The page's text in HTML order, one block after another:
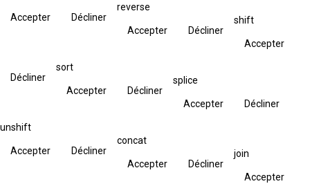
Accepter Décliner
reverse
Accepter Décliner
shift
Accepter
Décliner
sort
Accepter Décliner
splice
Accepter Décliner
unshift
Accepter Décliner
concat
Accepter Décliner
join
Accepter